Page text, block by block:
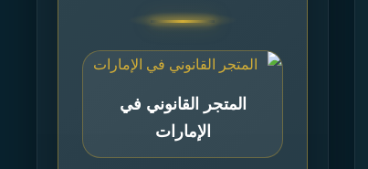
المتجر القانوني في
الإمارات